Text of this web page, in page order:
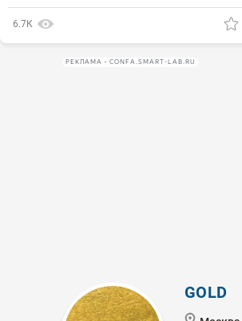
6.7К
РЕКЛАМА • CONFA.SMART-LAB.RU
GOLD